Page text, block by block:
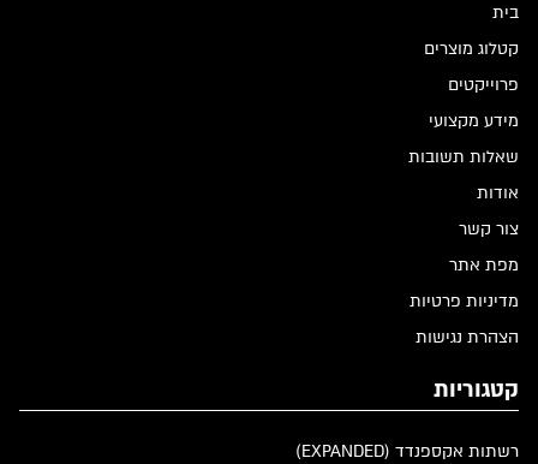
בית
קטלוג מוצרים
פרוייקטים
מידע מקצועי
שאלות תשובות
אודות
צור קשר
מפת אתר
מדיניות פרטיות
הצהרת נגישות
קטגוריות
רשתות אקספנדד (EXPANDED)